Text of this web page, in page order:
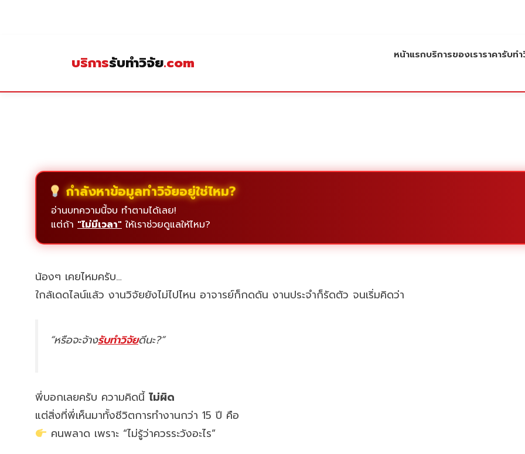
บริการรับทำวิจัย.com หน้าแรกบริการของเราราคารับท
กำลังหาข้อมูลทำวิจัยอยู่ใช่ไหม?
อ่านบทความนี้จบ ทำตามได้เลย!
แต่ถ้า "ไม่มีเวลา" ให้เราช่วยดูแลให้ไหม?
น้องๆ เคยไหมครับ…
ใกล้เดดไลน์แล้ว งานวิจัยยังไม่ไปไหน อาจารย์ก็กดดัน งานประจำก็รัดตัว จนเริ่มคิดว่า
“หรือจะจ้างรับทำวิจัยดีนะ?”
พี่บอกเลยครับ ความคิดนี้ ไม่ผิด
แต่สิ่งที่พี่เห็นมาทั้งชีวิตการทำงานกว่า 15 ปี คือ
คนพลาด เพราะ “ไม่รู้ว่าควรระวังอะไร”